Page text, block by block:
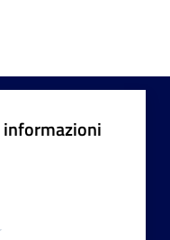
informazioni